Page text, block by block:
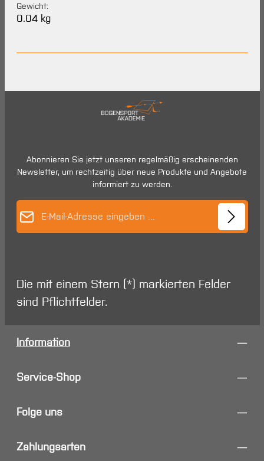
Gewicht:
0.04 kg
Abonnieren Sie jetzt unseren regelmäßig erscheinenden
Newsletter, um rechtzeitig über neue Produkte und Angebote
informiert zu werden.
Die mit einem Stern (*) markierten Felder
sind Pflichtfelder.
Information
Service-Shop
Folge uns
Zahlungsarten